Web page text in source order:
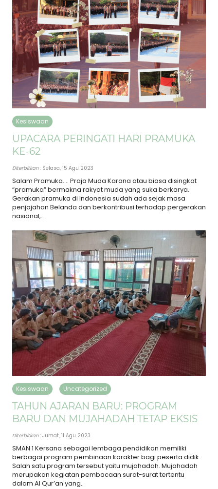
Kesiswaan
UPACARA PERINGATI HARI PRAMUKA
KE-62
Diterbitkan: Selasa, 15 Agu 2023
Salam Pramuka…. Praja Muda Karana atau biasa disingkat
“pramuka” bermakna rakyat muda yang suka berkarya.
Gerakan pramuka di Indonesia sudah ada sejak masa
penjajahan Belanda dan berkontribusi terhadap pergerakan
nasional,..
Kesiswaan Uncategorized
TAHUN AJARAN BARU: PROGRAM
BARU DAN MUJAHADAH TETAP EKSIS
Diterbitkan: Jumat, 11 Agu 2023
SMAN 1 Kersana sebagai lembaga pendidikan memiliki
berbagai program pembinaan karakter bagi peserta didik.
Salah satu program tersebut yaitu mujahadah. Mujahadah
merupakan kegiatan pembacaan surat-surat tertentu
dalam Al Qur’an yang..